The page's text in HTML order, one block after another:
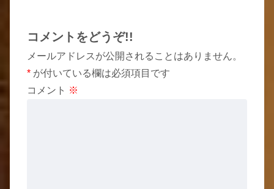
コメントをどうぞ!!
メールアドレスが公開されることはありません。
* が付いている欄は必須項目です
コメント ※